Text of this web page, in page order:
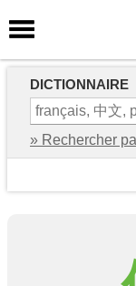
» Rechercher